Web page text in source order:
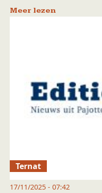
Meer lezen
Ternat
17/11/2025 - 07:42